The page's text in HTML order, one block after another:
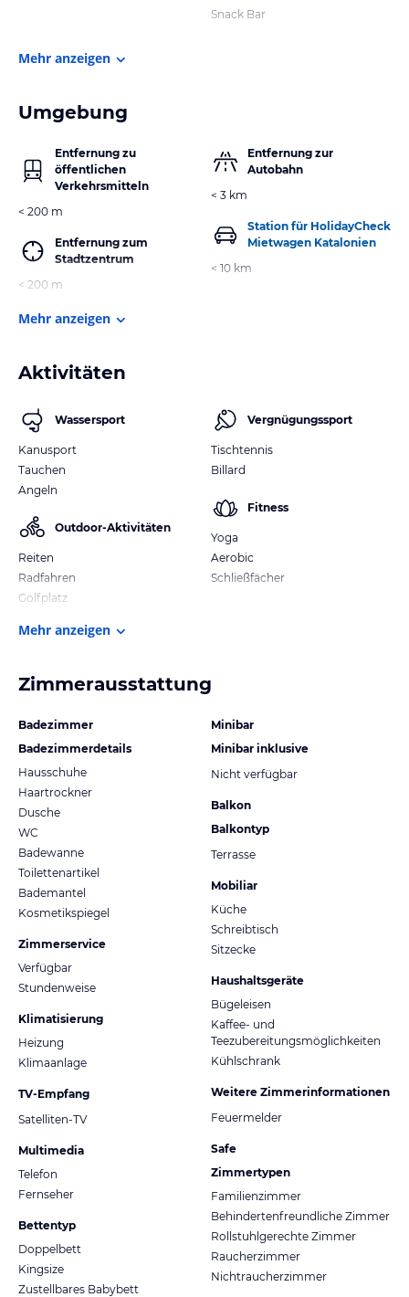
Snack Bar
Mehr anzeigen
Umgebung
Entfernung zu
öffentlichen
Verkehrsmitteln
< 200 m
Entfernung zum
Stadtzentrum
< 200 m
Entfernung zur
Autobahn
< 3 km
Station für HolidayCheck
Mietwagen Katalonien
< 10 km
Mehr anzeigen
Aktivitäten
Wassersport
Kanusport
Tauchen
Angeln
Outdoor-Aktivitäten
Reiten
Radfahren
Golfplatz
Vergnügungssport
Tischtennis
Billard
Fitness
Yoga
Aerobic
Schließfächer
Mehr anzeigen
Zimmerausstattung
Badezimmer
Badezimmerdetails
Hausschuhe
Haartrockner
Dusche
WC
Badewanne
Toilettenartikel
Bademantel
Kosmetikspiegel
Zimmerservice
Verfügbar
Stundenweise
Klimatisierung
Heizung
Klimaanlage
TV-Empfang
Satelliten-TV
Multimedia
Telefon
Fernseher
Bettentyp
Doppelbett
Kingsize
Zustellbares Babybett
Minibar
Minibar inklusive
Nicht verfügbar
Balkon
Balkontyp
Terrasse
Mobiliar
Küche
Schreibtisch
Sitzecke
Haushaltsgeräte
Bügeleisen
Kaffee- und
Teezubereitungsmöglichkeiten
Kühlschrank
Weitere Zimmerinformationen
Feuermelder
Safe
Zimmertypen
Familienzimmer
Behindertenfreundliche Zimmer
Rollstuhlgerechte Zimmer
Raucherzimmer
Nichtraucherzimmer